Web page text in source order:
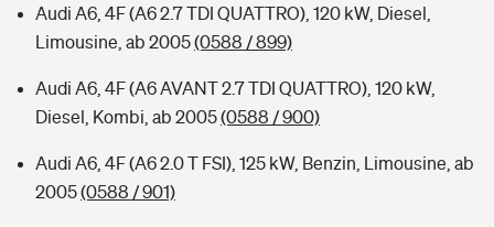
Audi A6, 4F (A6 2.7 TDI QUATTRO), 120 kW, Diesel,
Limousine, ab 2005(0588 / 899)
Audi A6, 4F (A6 AVANT 2.7 TDI QUATTRO), 120 kW,
Diesel, Kombi, ab 2005(0588 / 900)
Audi A6, 4F (A6 2.0 T FSI), 125 kW, Benzin, Limousine, ab
2005(0588 / 901)